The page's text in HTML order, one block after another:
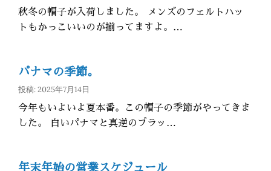
秋冬の帽子が入荷しました。 メンズのフェルトハッ
トもかっこいいのが揃ってますよ。…
パナマの季節。
投稿: 2025年7月14日
今年もいよいよ夏本番。この帽子の季節がやってきま
した。 白いパナマと真逆のブラッ…
年末年始の営業スケジュール